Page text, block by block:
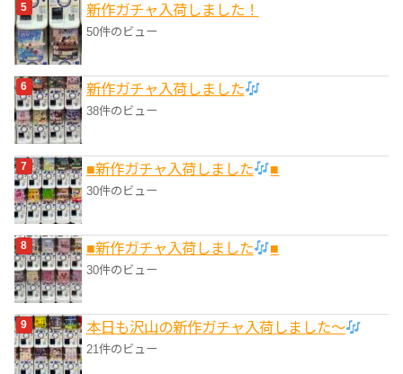
新作ガチャ入荷しました！
50件のビュー
新作ガチャ入荷しました
38件のビュー
■新作ガチャ入荷しました ■
30件のビュー
■新作ガチャ入荷しました ■
30件のビュー
本日も沢山の新作ガチャ入荷しました〜
21件のビュー